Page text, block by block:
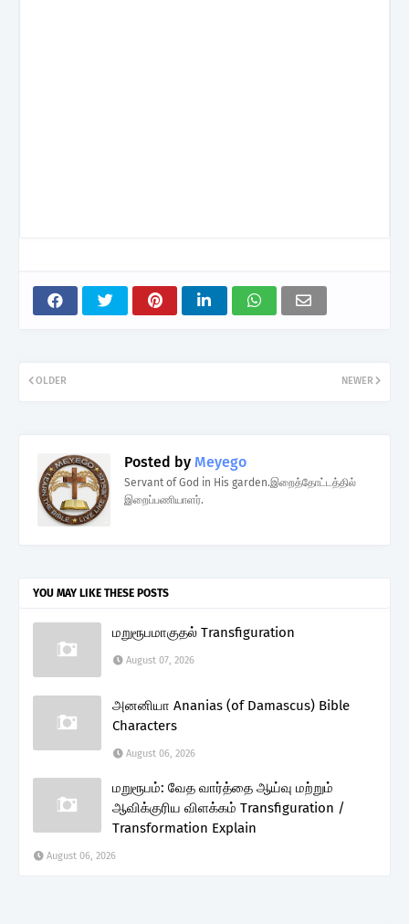
NEWER
OLDER
Posted by Meyego
Servant of God in His garden.இறைத்தோட்டத்தில்
இறைப்பணியாளர்.
YOU MAY LIKE THESE POSTS
மறுரூபமாகுதல் Transfiguration
August 07, 2026
அனனியா Ananias (of Damascus) Bible
Characters
August 06, 2026
மறுரூபம்: வேத வார்த்தை ஆய்வு மற்றும்
ஆவிக்குரிய விளக்கம் Transfiguration /
Transformation Explain
August 06, 2026